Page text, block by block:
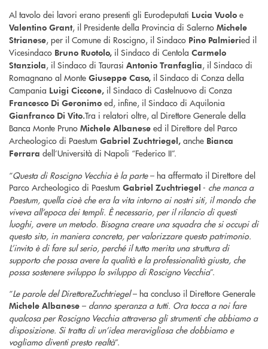
Al tavolo dei lavori erano presenti gli Eurodeputati Lucia Vuolo e
Valentino Grant, il Presidente della Provincia di Salerno Michele
Strianese, per il Comune di Roscigno, il Sindaco Pino Palmieried il
Vicesindaco Bruno Ruotolo, il Sindaco di Centola Carmelo
Stanziola, il Sindaco di Taurasi Antonio Tranfaglia, il Sindaco di
Romagnano al Monte Giuseppe Caso, il Sindaco di Conza della
Campania Luigi Ciccone, il Sindaco di Castelnuovo di Conza
Francesco Di Geronimo ed, infine, il Sindaco di Aquilonia
Gianfranco Di Vito.Tra i relatori oltre, al Direttore Generale della
Banca Monte Pruno Michele Albanese ed il Direttore del Parco
Archeologico di Paestum Gabriel Zuchtriegel, anche Bianca
Ferrara dell’Università di Napoli “Federico II”.
“Questa di Roscigno Vecchia è la parte– ha affermato il Direttore del
Parco Archeologico di Paestum Gabriel Zuchtriegel - che manca a
Paestum, quella cioè che era la vita intorno ai nostri siti, il mondo che
viveva all’epoca dei templi. È necessario, per il rilancio di questi
luoghi, avere un metodo. Bisogna creare una squadra che si occupi di
questo sito, in maniera concreta, per valorizzare questo patrimonio.
L’invito è di fare sul serio, perché il tutto merita una struttura di
supporto che possa avere la qualità e la professionalità giusta, che
possa sostenere sviluppo lo sviluppo di Roscigno Vecchia”.
“Le parole del DirettoreZuchtriegel– ha concluso il Direttore Generale
Michele Albanese – danno speranza a tutti. Ora tocca a noi fare
qualcosa per Roscigno Vecchia attraverso gli strumenti che abbiamo a
disposizione. Si tratta di un’idea meravigliosa che dobbiamo e
vogliamo diventi presto realtà”.